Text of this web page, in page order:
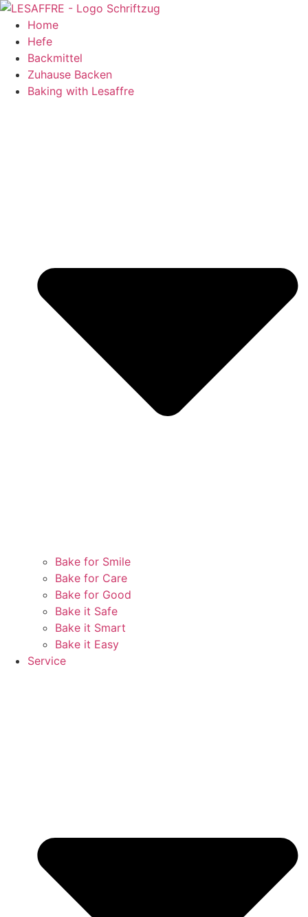
Zum
Inhalt
springen
Home
Hefe
Backmittel
Zuhause Backen
Baking with Lesaffre
Bake for Smile
Bake for Care
Bake for Good
Bake it Safe
Bake it Smart
Bake it Easy
Service